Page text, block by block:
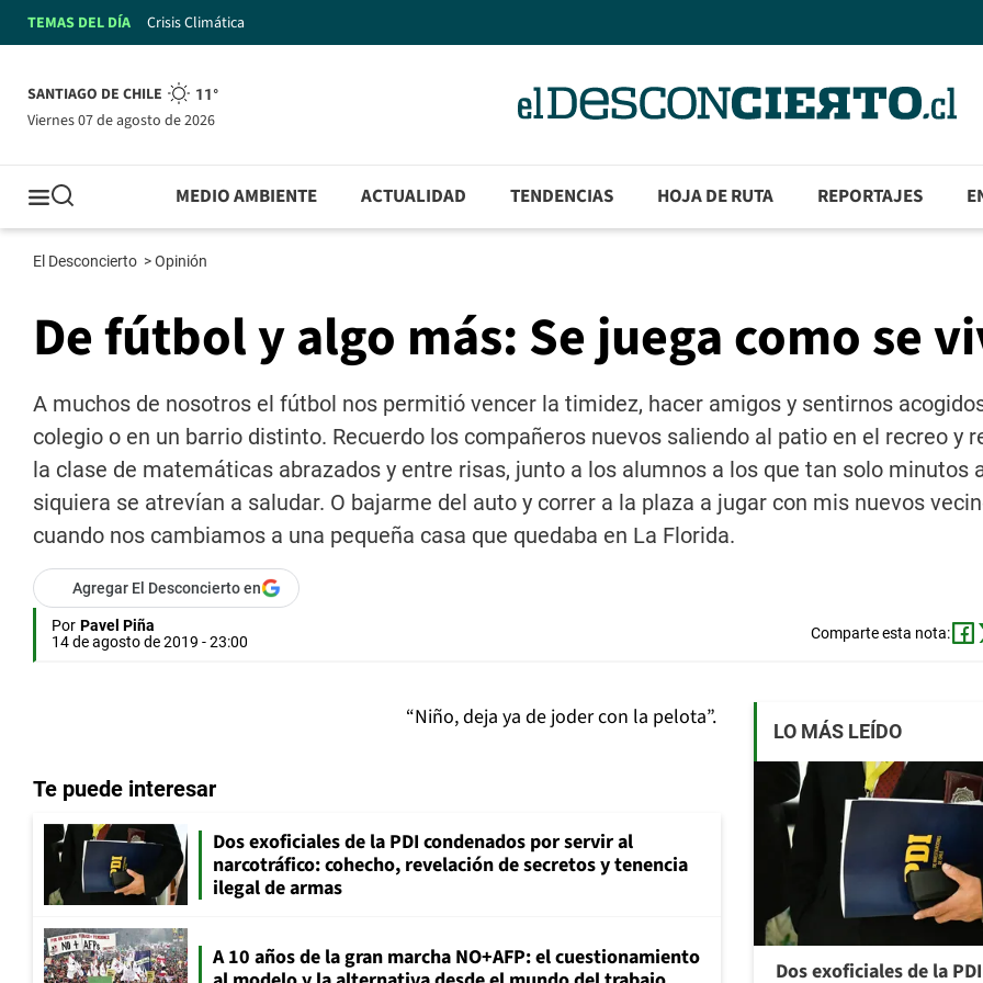
TEMAS DEL DÍA Crisis Climática
SANTIAGO DE CHILE 11°
viernes 07 de agosto de 2026
MEDIO AMBIENTE ACTUALIDAD TENDENCIAS HOJA DE RUTA REPORTAJES
El Desconcierto >Opinión
De fútbol y algo más: Se juega como se
A muchos de nosotros el fútbol nos permitió vencer la timidez, hacer amigos y sentirnos
colegio o en un barrio distinto. Recuerdo los compañeros nuevos saliendo al patio en el recreo y
la clase de matemáticas abrazados y entre risas, junto a los alumnos a los que tan solo minutos
siquiera se atrevían a saludar. O bajarme del auto y correr a la plaza a jugar con mis nuevos
cuando nos cambiamos a una pequeña casa que quedaba en La Florida.
Agregar El Desconcierto en
Por Pavel Piña
14 de agosto de 2019 - 23:00
Comparte esta nota:
“Niño, deja ya de joder con la pelota”.
Te puede interesar
Dos exoficiales de la PDI condenados por servir al
narcotráfico: cohecho, revelación de secretos y tenencia
ilegal de armas
A 10 años de la gran marcha NO+AFP: el cuestionamiento
LO MÁS LEÍDO
Dos exoficiales de la PDI